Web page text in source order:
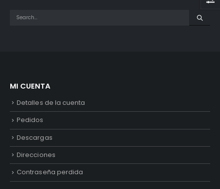
MI CUENTA
Detalles de la cuenta
Pedidos
Descargas
Direcciones
Contraseña perdida